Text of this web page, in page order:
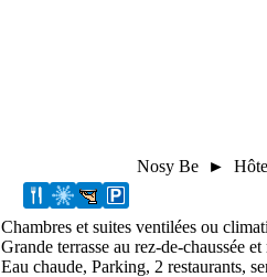
Nosy Be ►
Chambres et suites ventilées ou
Grande terrasse au rez-de-chaussée
Eau chaude, Parking, 2 restaurants,